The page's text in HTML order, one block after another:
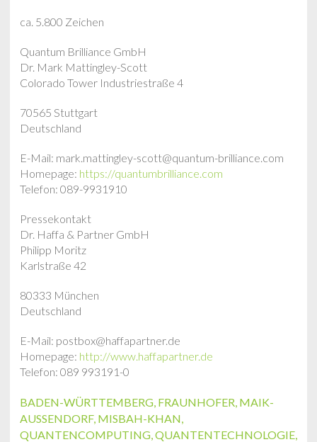
ca. 5.800 Zeichen
Quantum Brilliance GmbH
Dr. Mark Mattingley-Scott
Colorado Tower Industriestraße 4
70565 Stuttgart
Deutschland
E-Mail: mark.mattingley-scott@quantum-brilliance.com
Homepage: https://quantumbrilliance.com
Telefon: 089-9931910
Pressekontakt
Dr. Haffa & Partner GmbH
Philipp Moritz
Karlstraße 42
80333 München
Deutschland
E-Mail: postbox@haffapartner.de
Homepage: http://www.haffapartner.de
Telefon: 089 993191-0
BADEN-WÜRTTEMBERG, FRAUNHOFER, MAIK-
AUSSENDORF , MISBAH-KHAN,
QUANTENCOMPUTING,QUANTENTECHNOLOGIE,